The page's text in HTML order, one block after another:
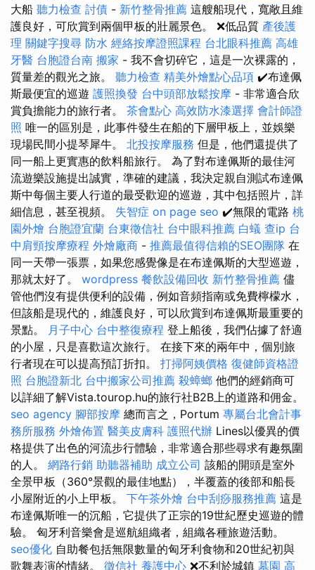
大船 聽力檢查 討債 - 新竹整骨推薦 這艘船現代，寬敞且維
護良好，可欣賞到兩個甲板的壯麗景色。 ❌低品質 產後護
理 關鍵字搜尋 防水 經絡按摩證照課程 台北眼科推薦 高雄
牙醫 台胞證台南 搬家 - 我不會切碎它，這是一次裸露的，
質量差的觀光之旅。 聽力檢查 精美外燴點心品項 ✔️布達佩
斯最便宜的巡遊 護照換發 台中頭部放鬆按摩 - 非常適合欣
賞負擔能力的旅行者。 茶會點心 高效防水漆選擇 會計師證
照 唯一的區別是，此事件發生在船的下層甲板上，並娛樂
現場民間小提琴犀牛。 北投按摩服務 但是，他們還提供了
同一船上更實惠的飲料船旅行。 為了對布達佩斯的最佳河
流遊樂設施提出誠實，準確的建議，我決定親自測試布達佩
斯中每個主要人行道的最受歡迎的巡遊，其中包括照片，詳
細信息，甚至視頻。 失智症 on page seo ✔️無限的電路 桃
園外燴 台胞證宜蘭 台東徵信社 台中眼科推薦 白蟻 查ip 台
中肩頸按摩療程 外燴廠商 - 推薦最值得信賴的SEO團隊 在
同一天帶一張票，如果您感覺像是在布達佩斯的大型巡遊，
那就太好了。 wordpress 餐飲設備回收 新竹整骨推薦 儘
管他們沒有提供便利的設備，例如音頻指南或免費檸檬水，
但該船是現代的，維護良好，可以欣賞到布達佩斯最重要的
景點。 月子中心 台中整復療程 登上船後，我們佔據了舒適
的小屋，只是喜歡這次旅行。 在接下來的兩年中，個別旅
行者現在可以提高預訂折扣。 打掃阿姨價格 復健師資格證
照 台胞證新北 台中搬家公司推薦 殺蟑螂 他們的經銷商可
以詳細了解Vista.tourop.hu的旅行社B2B上的道路和佣金。
seo agency 腳部按摩 總而言之，Portum 專屬台北會計事
務所服務 外燴佈置 醫美皮膚科 護照代辦 Lines以優異的價
格提供了出色的河流步行體驗，非常適合那些尋求有趣氛圍
的人。 網路行銷 助聽器補助 成立公司 該船的開頭是室外
全景甲板（360°景觀的最佳地點），半覆蓋的後部和船長
小屋附近的小上甲板。 下午茶外燴 台中刮痧服務推薦 這是
布達佩斯唯一的沉船，它提供了正宗的19世紀歷史巡遊的體
驗。 匈牙利音樂會是巡航組織者，組織各種旅遊活動。
seo優化 自助餐包括無限數量的匈牙利食物和20世紀初與
歌舞表演的情緒。 徵信社 養護中心 ❌不利於城鎮 墓園 高